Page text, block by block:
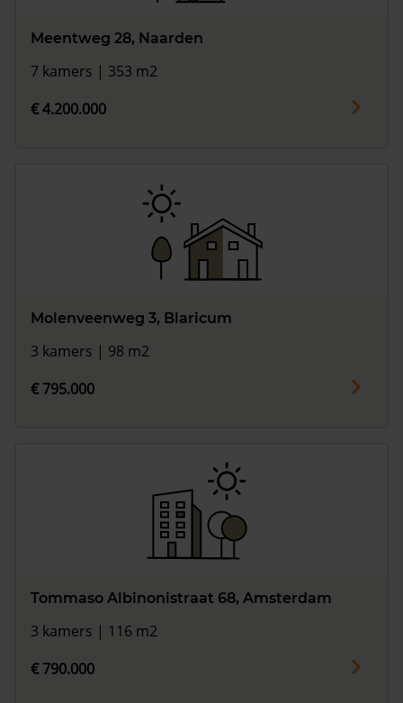
Meentweg 28, Naarden
7 kamers | 353 m2
€ 4.200.000
Molenveenweg 3, Blaricum
3 kamers | 98 m2
€ 795.000
Tommaso Albinonistraat 68, Amsterdam
3 kamers | 116 m2
€ 790.000